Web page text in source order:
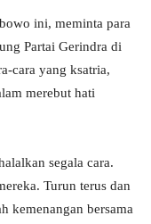
ini, meminta para
Partai Gerindra di
cara yang ksatria,
merebut hati
segala cara.
Turun terus dan
kemenangan bersama